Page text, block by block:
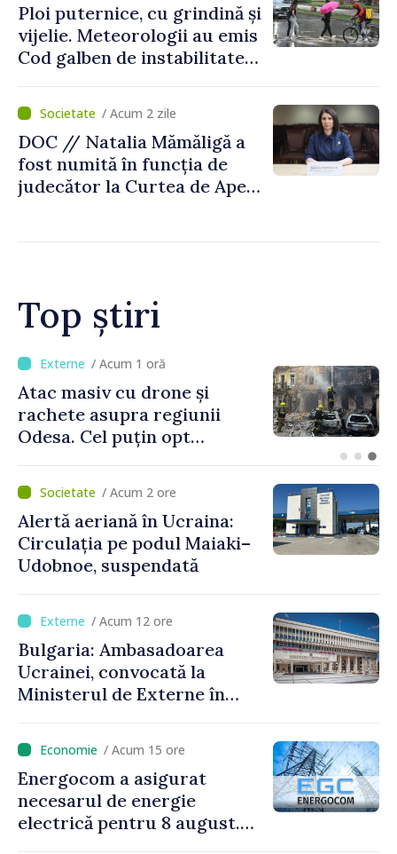
Ploi puternice, cu grindină și
vijelie. Meteorologii au emis
Cod galben de instabilitate
/ Acum 2 zile
DOC // Natalia Mămăligă a
fost numită în funcția de
judecător la Curtea de Apel
Top știri
/ Acum 1 oră
Orașele din Republica
Moldova se pot înscrie în
cursa pentru titlul de
Culturii 2033”
/ Acum 2 ore
Alertă aeriană în Ucraina:
Circulația pe podul Maiaki–
Udobnoe, suspendată
/ Acum 12 ore
Bulgaria: Ambasadoarea
Ucrainei, convocată la
Ministerul de Externe în
/ Acum 15 ore
Energocom a asigurat
necesarul de energie
electrică pentru 8 august.